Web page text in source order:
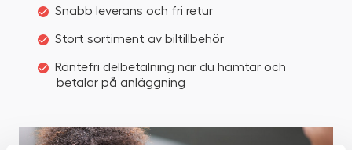
Snabb leverans och fri retur
Stort sortiment av biltillbehör
Räntefri delbetalning när du hämtar och
betalar på anläggning